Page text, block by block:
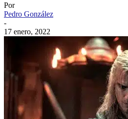
Por
Pedro González
-
17 enero, 2022